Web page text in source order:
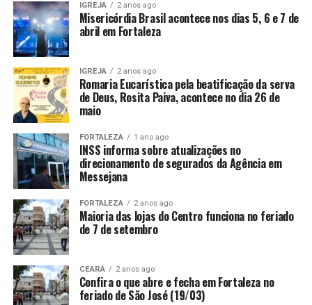
IGREJA 2 anos ago
Misericórdia Brasil acontece nos dias 5, 6 e 7 de
abril em Fortaleza
IGREJA 2 anos ago
Romaria Eucarística pela beatificação da serva
de Deus, Rosita Paiva, acontece no dia 26 de
maio
FORTALEZA 1 ano ago
INSS informa sobre atualizações no
direcionamento de segurados da Agência em
Messejana
FORTALEZA 2 anos ago
Maioria das lojas do Centro funciona no feriado
de 7 de setembro
CEARÁ 2 anos ago
Confira o que abre e fecha em Fortaleza no
feriado de São José (19/03)